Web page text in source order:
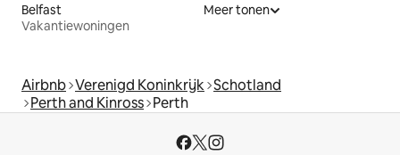
Belfast
Vakantiewoningen
Meer tonen
Airbnb Verenigd Koninkrijk Schotland
Perth and Kinross Perth